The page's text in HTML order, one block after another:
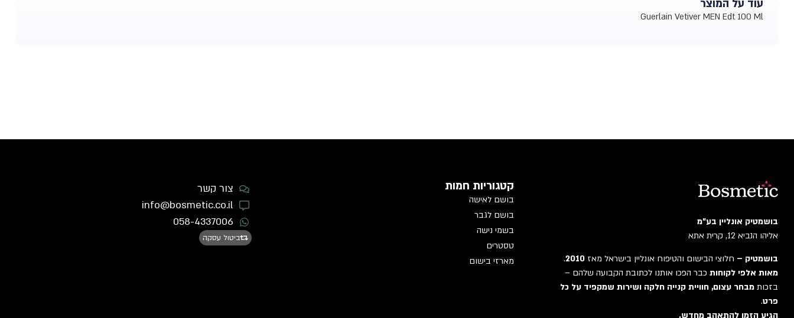
עוד על המוצר
Guerlain Vetiver MEN Edt 100 Ml
בושמטיק אונליין בע"מ
אליהו הנביא 12, קרית אתא
בושמטיק – חלוצי הבישום והטיפוח אונליין בישראל מאז 2010
.
מאות אלפי לקוחות כבר הפכו אותנו לכתובת הקבועה שלהם –
בזכות מבחר עצום, חוויית קנייה חלקה ושירות שמקפיד על כל
פרט.
הגיע הזמן להתאהב מחדש.
קטגוריות חמות
בושם לאישה
בושם לגבר
בשמי נישה
טסטרים
מארזי בישום
צור קשר
info@bosmetic.co.il
058-4337006
ביטול עסקה